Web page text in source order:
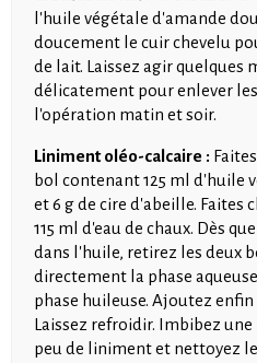
l'huile végétale d'amande
doucement le cuir chevelu
de lait. Laissez agir quelques
délicatement pour enlever
l'opération matin et soir.
Liniment oléo-calcaire :
bol contenant 125 ml d'huile
et 6 g de cire d'abeille. Faites
115 ml d'eau de chaux. Dès
dans l'huile, retirez les deux
directement la phase
phase huileuse. Ajoutez
Laissez refroidir. Imbibez
peu de liniment et nettoyez